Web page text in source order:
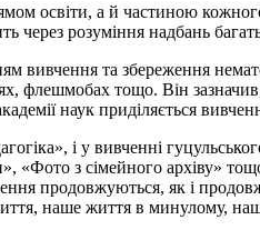
освіти, а й частиною
розуміння надбань
та збереження
флешмобах тощо. Він
наук приділяється
і у вивченні
з сімейного архіву»
продовжуються, як і
наше життя в минулому,